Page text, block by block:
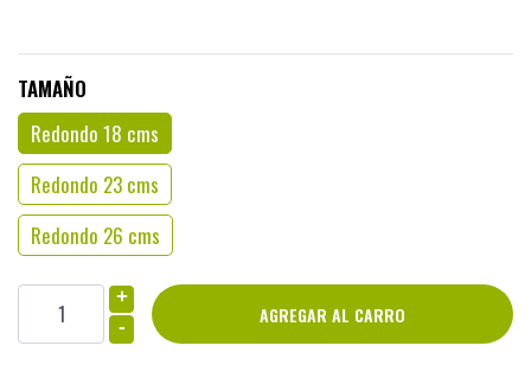
TAMAÑO
Redondo 18 cms
Redondo 23 cms
Redondo 26 cms
+
-